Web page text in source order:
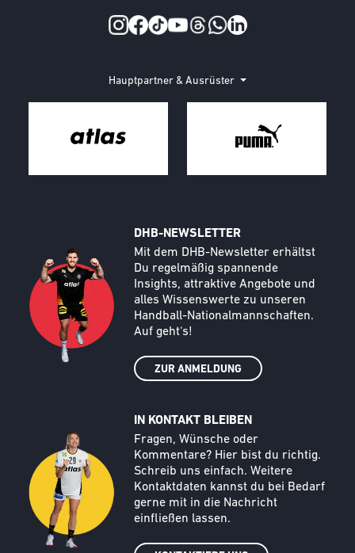
Hauptpartner & Ausrüster
DHB-NEWSLETTER
Text
Mit dem DHB-Newsletter erhältst
Du regelmäßig spannende
Insights, attraktive Angebote und
alles Wissenswerte zu unseren
Handball-Nationalmannschaften.
Auf geht‘s!
ZUR ANMELDUNG
Call to action image
IN KONTAKT BLEIBEN
Text
Fragen, Wünsche oder
Kommentare? Hier bist du richtig.
Schreib uns einfach. Weitere
Kontaktdaten kannst du bei Bedarf
gerne mit in die Nachricht
einfließen lassen.